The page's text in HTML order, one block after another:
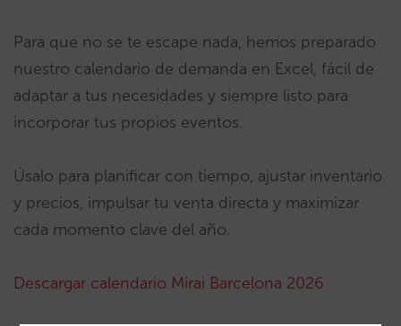
Para que no se te escape nada, hemos preparado
nuestro calendario de demanda en Excel, fácil de
adaptar a tus necesidades y siempre listo para
incorporar tus propios eventos.
Úsalo para planificar con tiempo, ajustar inventario
y precios, impulsar tu venta directa y maximizar
cada momento clave del año.
Descargar calendario Mirai Barcelona 2026